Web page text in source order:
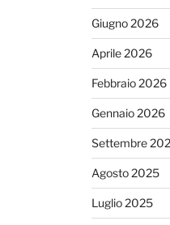
Giugno 2026
Aprile 2026
Febbraio 2026
Gennaio 2026
Settembre
Agosto 2025
Luglio 2025